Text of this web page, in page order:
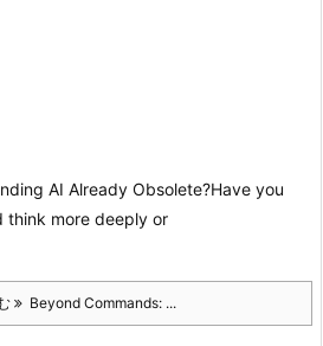
AI Already Obsolete?Have you
think more deeply or
Beyond Commands: ...